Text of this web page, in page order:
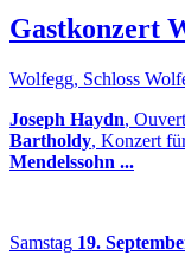
Gastkonzert
Wolfegg, Schloss
Joseph Haydn,
Bartholdy, Konzert
Mendelssohn ...
Samstag 19.